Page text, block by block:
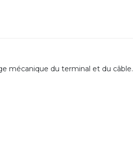
mécanique du terminal et du câble.